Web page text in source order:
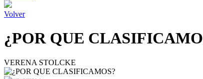
Volver
¿POR QUE
VERENA STOLCKE